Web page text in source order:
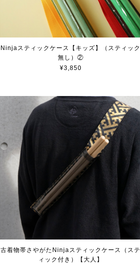
Ninjaスティックケース【キッズ】（スティック
無し）②
¥3,850
古着物帯さやがたNinjaスティックケース（ステ
ィック付き）【大人】